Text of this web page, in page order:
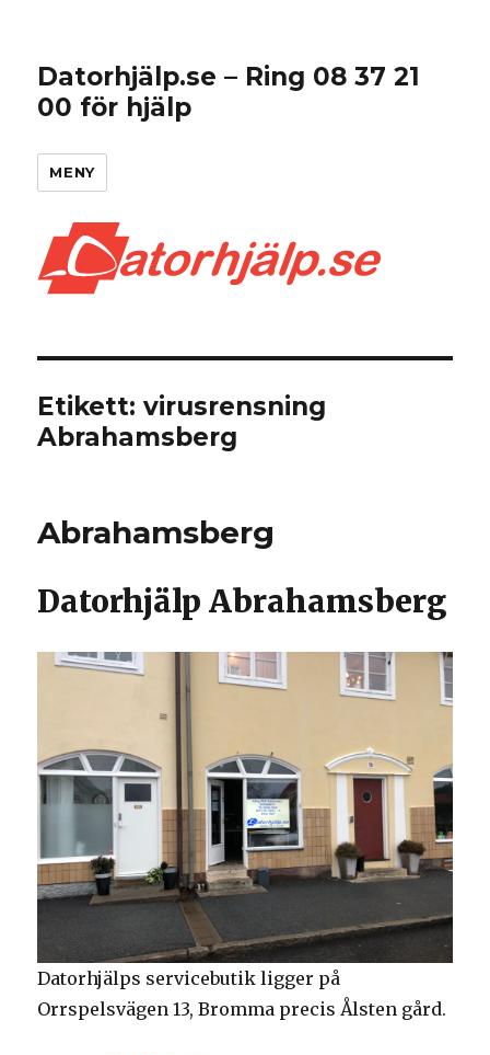
Datorhjälp.se – Ring 08 37 21
00 för hjälp
MENY
Etikett:virusrensning
Abrahamsberg
Abrahamsberg
Datorhjälp Abrahamsberg
Datorhjälps servicebutik ligger på
Orrspelsvägen 13, Bromma precis Ålsten gård.